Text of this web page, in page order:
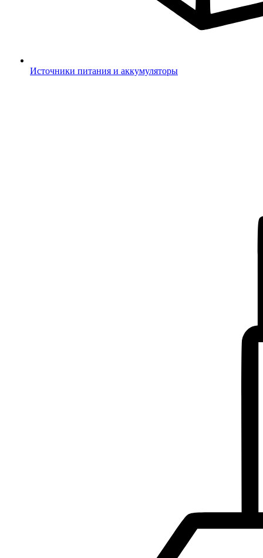
Источники питания и аккумуляторы